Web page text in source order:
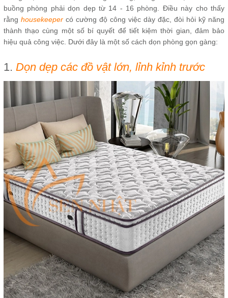
buồng phòng phải dọn dẹp từ 14 - 16 phòng. Điều này cho thấy
rằng housekeeper có cường độ công việc dày đặc, đòi hỏi kỹ năng
thành thạo cùng một số bí quyết để tiết kiệm thời gian, đảm bảo
hiệu quả công việc. Dưới đây là một số cách dọn phòng gọn gàng:
1. Dọn dẹp các đồ vật lớn, lỉnh kỉnh trước